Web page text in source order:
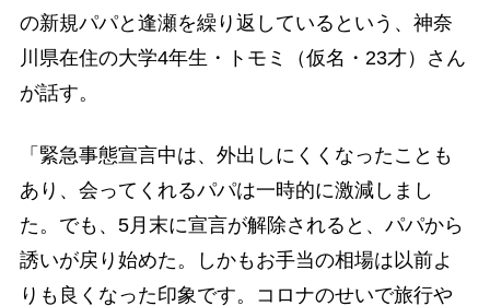
の新規パパと逢瀬を繰り返しているという、神奈
川県在住の大学4年生・トモミ（仮名・23才）さん
が話す。
「緊急事態宣言中は、外出しにくくなったことも
あり、会ってくれるパパは一時的に激減しまし
た。でも、5月末に宣言が解除されると、パパから
誘いが戻り始めた。しかもお手当の相場は以前よ
りも良くなった印象です。コロナのせいで旅行や